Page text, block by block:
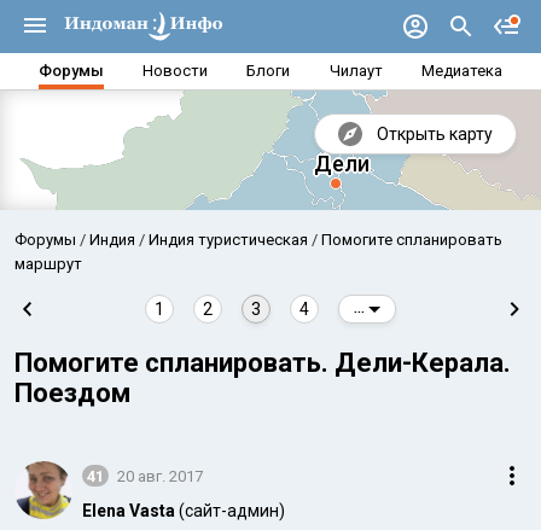
Форумы Новости Блоги Чилаут Медиатека
Открыть карту
Аравийское море
Форумы Индия Индия туристическая
Помогите спланировать
маршрут
1 2 3 4
Помогите спланировать. Дели-Керала.
Поездом
41 20 авг. 2017
Elena Vasta (сайт-админ)